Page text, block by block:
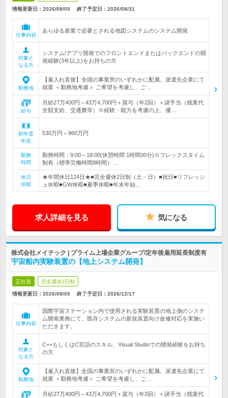
情報更新日：2026/08/05 終了予定日： 2026/08/31
仕事内容
あらゆる産業で必要とされる地図システムのシステム開発
対象と
なる方
システム/アプリ開発でのフロントエンドまたはバックエンドの開
発経験(3年以上)をお持ちの方
勤務地
【雇入れ直後】全国の事業所のいずれかに配属。派遣先企業にて
就業 ＜勤務地考慮＞ ご希望を考慮し、ご…
給与
月給27万400円～43万4,700円＋賞与（年2回）＋諸手当（残業代
全額支給、交通費等）※経験・能力を考慮の上、優…
初年度
年収
530万円～960万円
勤務
時間
勤務時間：9:00～18:00(休憩時間 1時間00分)※フレックスタイム
制有（標準労働時間8時間）…
休日
休暇
★年間休日124日★■完全週休2日制（土・日）■祝日■リフレッシ
ュ休暇■GW休暇■夏季休暇■年末年始…
求人詳細を見る 気になる
株式会社メイテック | プライム上場企業グループ/定年後雇用延長制度有
宇宙船内実験装置の【地上システム開発】
正社員 完全週休2日制
情報更新日：2026/08/05 終了予定日： 2026/12/17
仕事内容
国際宇宙ステーション内で使用される実験装置の地上側のシステ
ム開発業務にて、既存システムの新規装置向け改修対応を実施い
ただきます。
対象と
なる方
C++もしくはC言語のスキル、Visual Studioでの開発経験をお持ち
の方
勤務地
【雇入れ直後】全国の事業所のいずれかに配属。派遣先企業にて
就業 ＜勤務地考慮＞ ご希望を考慮し、ご…
月給27万400円～43万4,700円＋賞与（年2回）＋諸手当（残業代